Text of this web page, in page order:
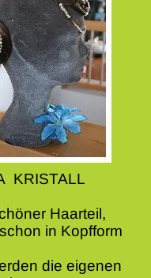
KRISTALL
Haarteil,
in Kopfform
die eigenen